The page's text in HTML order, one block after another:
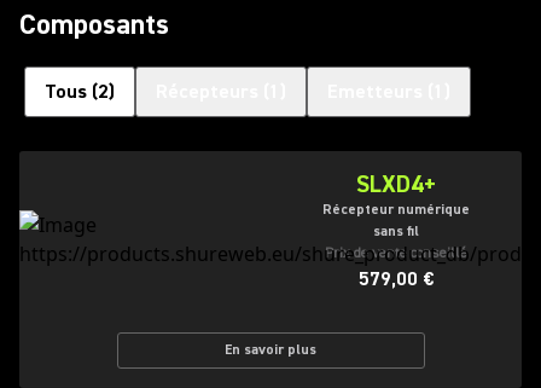
Composants
Tous (2)
SLXD4+
Récepteur numérique
sans fil
Prix de vente conseillé
579,00 €
En savoir plus